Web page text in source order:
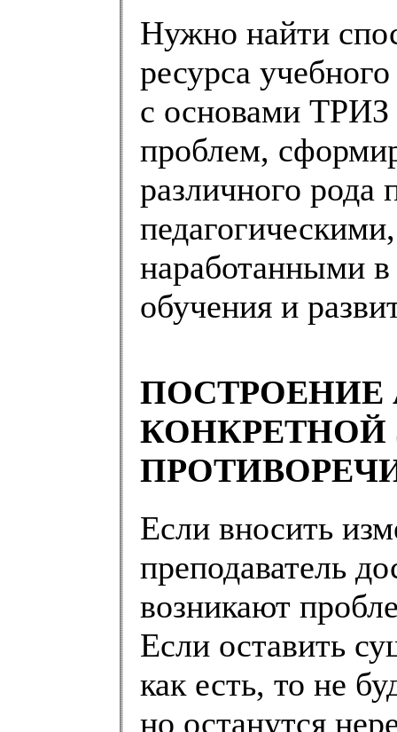
Нужно найти
ресурса
с основами ТРИЗ
проблем,
различного рода
наработанными
обучения и
ПОСТРОЕНИЕ
КОНКРЕТНОЙ
Если вносить
преподаватель
возникают
Если оставить
как есть, то не
но останутся